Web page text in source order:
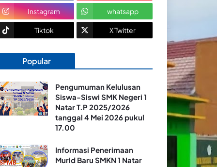
Instagram whatsapp
Tiktok X Twitter
Popular
Pengumuman Kelulusan
Siswa-Siswi SMK Negeri 1
Natar T.P 2025/2026
tanggal 4 Mei 2026 pukul
17.00
Informasi Penerimaan
Murid Baru SMKN 1 Natar